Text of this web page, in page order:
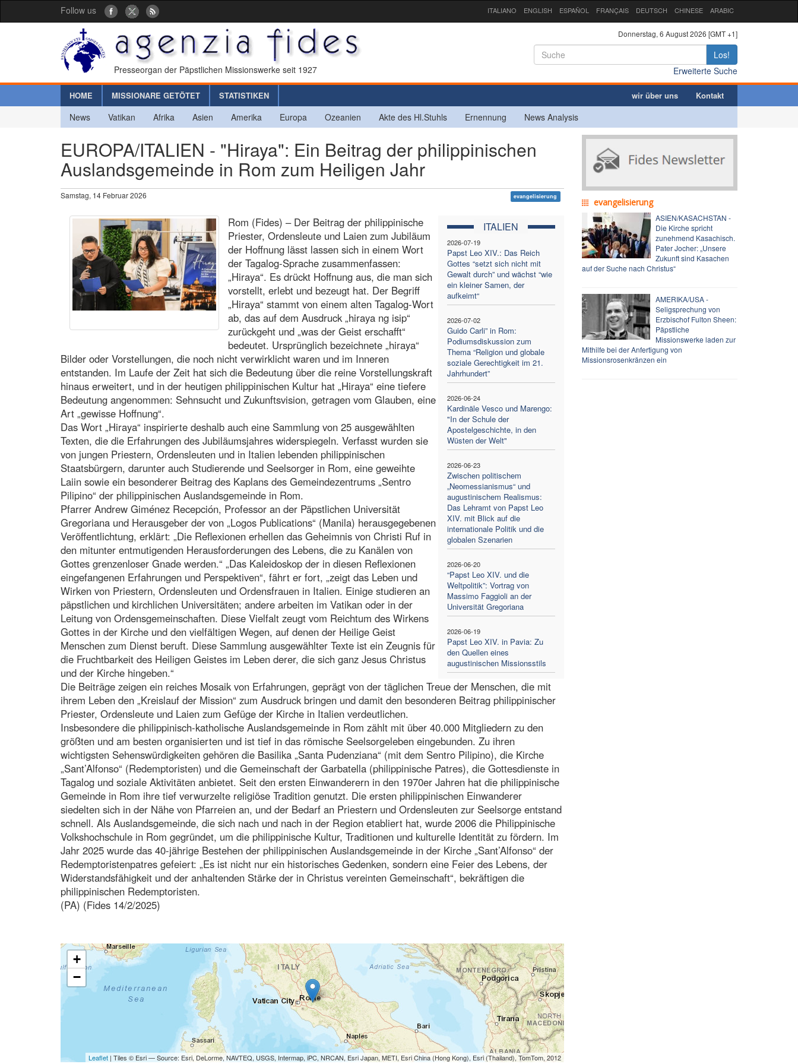
Follow us ITALIANO ENGLISH ESPAÑOL FRANÇAIS DEUTSCH CHINESE ARABIC
Presseorgan der Päpstlichen Missionswerke seit 1927
Donnerstag, 6 August 2026 [GMT +1]
Los!
Erweiterte Suche
HOME MISSIONARE GETÖTET STATISTIKEN wir über uns Kontakt
News Vatikan Afrika Asien Amerika Europa Ozeanien Akte des Hl.Stuhls Ernennung News Analysis
EUROPA/ITALIEN - "Hiraya": Ein Beitrag der philippinischen
Auslandsgemeinde in Rom zum Heiligen Jahr
Samstag, 14 Februar 2026 evangelisierung
ITALIEN
2026-07-19
Papst Leo XIV.: Das Reich
Gottes “setzt sich nicht mit
Gewalt durch” und wächst “wie
ein kleiner Samen, der
aufkeimt“
2026-07-02
Guido Carli” in Rom:
Podiumsdiskussion zum
Thema “Religion und globale
soziale Gerechtigkeit im 21.
Jahrhundert”
2026-06-24
Kardinäle Vesco und Marengo:
"In der Schule der
Apostelgeschichte, in den
Wüsten der Welt"
2026-06-23
Zwischen politischem
„Neomessianismus“ und
augustinischem Realismus:
Das Lehramt von Papst Leo
XIV. mit Blick auf die
internationale Politik und die
globalen Szenarien
2026-06-20
“Papst Leo XIV. und die
Weltpolitik”: Vortrag von
Massimo Faggioli an der
Universität Gregoriana
2026-06-19
Papst Leo XIV. in Pavia: Zu
den Quellen eines
augustinischen Missionsstils
Rom (Fides) – Der Beitrag der philippinische
Priester, Ordensleute und Laien zum Jubiläum
der Hoffnung lässt lassen sich in einem Wort
der Tagalog-Sprache zusammenfassen:
„Hiraya“. Es drückt Hoffnung aus, die man sich
vorstellt, erlebt und bezeugt hat. Der Begriff
„Hiraya“ stammt von einem alten Tagalog-Wort
ab, das auf dem Ausdruck „hiraya ng isip“
zurückgeht und „was der Geist erschafft“
bedeutet. Ursprünglich bezeichnete „hiraya“
Bilder oder Vorstellungen, die noch nicht verwirklicht waren und im Inneren
entstanden. Im Laufe der Zeit hat sich die Bedeutung über die reine Vorstellungskraft
hinaus erweitert, und in der heutigen philippinischen Kultur hat „Hiraya“ eine tiefere
Bedeutung angenommen: Sehnsucht und Zukunftsvision, getragen vom Glauben, eine
Art „gewisse Hoffnung“.
Das Wort „Hiraya“ inspirierte deshalb auch eine Sammlung von 25 ausgewählten
Texten, die die Erfahrungen des Jubiläumsjahres widerspiegeln. Verfasst wurden sie
von jungen Priestern, Ordensleuten und in Italien lebenden philippinischen
Staatsbürgern, darunter auch Studierende und Seelsorger in Rom, eine geweihte
Laiin sowie ein besonderer Beitrag des Kaplans des Gemeindezentrums „Sentro
Pilipino“ der philippinischen Auslandsgemeinde in Rom.
Pfarrer Andrew Giménez Recepción, Professor an der Päpstlichen Universität
Gregoriana und Herausgeber der von „Logos Publications“ (Manila) herausgegebenen
Veröffentlichtung, erklärt: „Die Reflexionen erhellen das Geheimnis von Christi Ruf in
den mitunter entmutigenden Herausforderungen des Lebens, die zu Kanälen von
Gottes grenzenloser Gnade werden.“ „Das Kaleidoskop der in diesen Reflexionen
eingefangenen Erfahrungen und Perspektiven“, fährt er fort, „zeigt das Leben und
Wirken von Priestern, Ordensleuten und Ordensfrauen in Italien. Einige studieren an
päpstlichen und kirchlichen Universitäten; andere arbeiten im Vatikan oder in der
Leitung von Ordensgemeinschaften. Diese Vielfalt zeugt vom Reichtum des Wirkens
Gottes in der Kirche und den vielfältigen Wegen, auf denen der Heilige Geist
Menschen zum Dienst beruft. Diese Sammlung ausgewählter Texte ist ein Zeugnis für
die Fruchtbarkeit des Heiligen Geistes im Leben derer, die sich ganz Jesus Christus
und der Kirche hingeben.“
Die Beiträge zeigen ein reiches Mosaik von Erfahrungen, geprägt von der täglichen Treue der Menschen, die mit
ihrem Leben den „Kreislauf der Mission“ zum Ausdruck bringen und damit den besonderen Beitrag philippinischer
Priester, Ordensleute und Laien zum Gefüge der Kirche in Italien verdeutlichen.
Insbesondere die philippinisch-katholische Auslandsgemeinde in Rom zählt mit über 40.000 Mitgliedern zu den
größten und am besten organisierten und ist tief in das römische Seelsorgeleben eingebunden. Zu ihren
wichtigsten Sehenswürdigkeiten gehören die Basilika „Santa Pudenziana“ (mit dem Sentro Pilipino), die Kirche
„Sant’Alfonso“ (Redemptoristen) und die Gemeinschaft der Garbatella (philippinische Patres), die Gottesdienste in
Tagalog und soziale Aktivitäten anbietet. Seit den ersten Einwanderern in den 1970er Jahren hat die philippinische
Gemeinde in Rom ihre tief verwurzelte religiöse Tradition genutzt. Die ersten philippinischen Einwanderer
siedelten sich in der Nähe von Pfarreien an, und der Bedarf an Priestern und Ordensleuten zur Seelsorge entstand
schnell. Als Auslandsgemeinde, die sich nach und nach in der Region etabliert hat, wurde 2006 die Philippinische
Volkshochschule in Rom gegründet, um die philippinische Kultur, Traditionen und kulturelle Identität zu fördern. Im
Jahr 2025 wurde das 40-jährige Bestehen der philippinischen Auslandsgemeinde in der Kirche „Sant’Alfonso“ der
Redemptoristenpatres gefeiert: „Es ist nicht nur ein historisches Gedenken, sondern eine Feier des Lebens, der
Widerstandsfähigkeit und der anhaltenden Stärke der in Christus vereinten Gemeinschaft“, bekräftigen die
philippinischen Redemptoristen.
(PA) (Fides 14/2/2025)
+
−
Leaflet| Tiles © Esri — Source: Esri, DeLorme, NAVTEQ, USGS, Intermap, iPC, NRCAN, Esri Japan, METI, Esri China (Hong Kong), Esri (Thailand), TomTom, 2012
evangelisierung
ASIEN/KASACHSTAN -
Die Kirche spricht
zunehmend Kasachisch.
Pater Jocher: „Unsere
Zukunft sind Kasachen
auf der Suche nach Christus“
AMERIKA/USA -
Seligsprechung von
Erzbischof Fulton Sheen:
Päpstliche
Missionswerke laden zur
Mithilfe bei der Anfertigung von
Missionsrosenkränzen ein